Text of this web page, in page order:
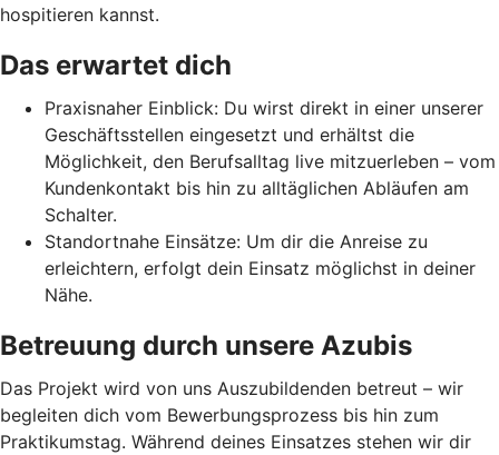
hospitieren kannst.
Das erwartet dich
Praxisnaher Einblick: Du wirst direkt in einer unserer
Geschäftsstellen eingesetzt und erhältst die
Möglichkeit, den Berufsalltag live mitzuerleben – vom
Kundenkontakt bis hin zu alltäglichen Abläufen am
Schalter.
Standortnahe Einsätze: Um dir die Anreise zu
erleichtern, erfolgt dein Einsatz möglichst in deiner
Nähe.
Betreuung durch unsere Azubis
Das Projekt wird von uns Auszubildenden betreut – wir
begleiten dich vom Bewerbungsprozess bis hin zum
Praktikumstag. Während deines Einsatzes stehen wir dir